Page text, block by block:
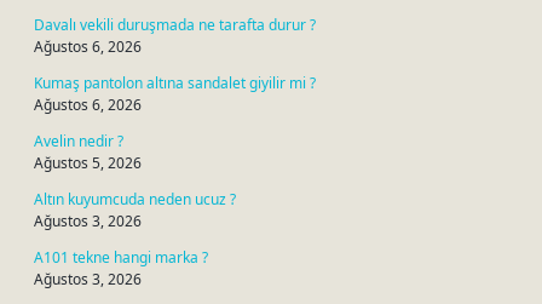
Davalı vekili duruşmada ne tarafta durur ?
Ağustos 6, 2026
Kumaş pantolon altına sandalet giyilir mi ?
Ağustos 6, 2026
Avelin nedir ?
Ağustos 5, 2026
Altın kuyumcuda neden ucuz ?
Ağustos 3, 2026
A101 tekne hangi marka ?
Ağustos 3, 2026